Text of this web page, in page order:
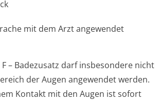
mit dem Arzt angewendet
– Badezusatz darf insbesondere nicht
der Augen angewendet werden.
Kontakt mit den Augen ist sofort